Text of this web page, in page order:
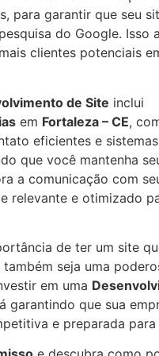
para garantir que seu
do Google. Isso
clientes potenciais
de Site inclui
em Fortaleza – CE,
eficientes e
que você mantenha
a comunicação com
relevante e otimizado
de ter um site
também seja uma
em uma
garantindo que sua
e preparada para